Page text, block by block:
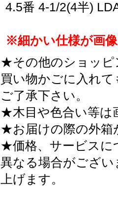
4.5番 4-1/2(4半)
※細かい仕様が画
★その他のショッピ
買い物かごに入れ
ご了承下さい。
★木目や色合い等は
★お届けの際の外箱
★価格、サービスに
異なる場合がござ
上げます。